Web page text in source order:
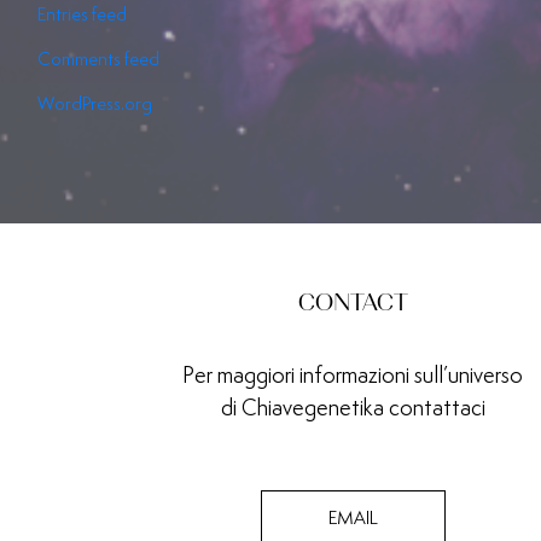
Entries feed
Comments feed
WordPress.org
CONTACT
Per maggiori informazioni sull’universo
di Chiavegenetika contattaci
EMAIL